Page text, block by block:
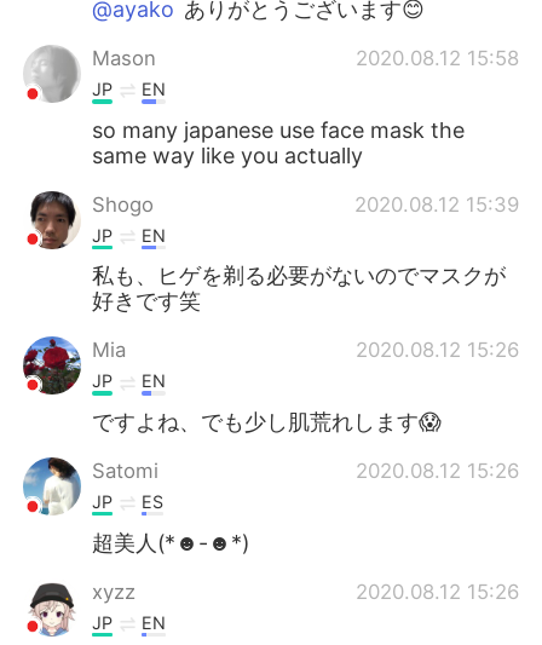
@ayako ありがとうございます😊
Mason 2020.08.12 15:58
JP EN
so many japanese use face mask the
same way like you actually
Shogo 2020.08.12 15:39
JP EN
私も、ヒゲを剃る必要がないのでマスクが
好きです笑
Mia 2020.08.12 15:26
JP EN
ですよね、でも少し肌荒れします😱
Satomi 2020.08.12 15:26
JP ES
超美人(*☻-☻*)
xyzz 2020.08.12 15:26
JP EN